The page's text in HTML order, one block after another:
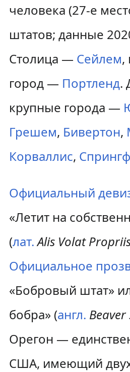
человека (27-е
штатов; данные
Столица — Сейлем,
город — Портленд.
крупные города —
Грешем, Бивертон,
Корваллис,
Официальный
«Летит на
(лат. Alis Volat
Официальное
«Бобровый штат»
бобра» (англ. Beaver
Орегон —
США, имеющий